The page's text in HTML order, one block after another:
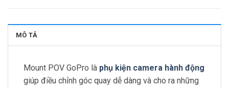
MÔ TẢ
Mount POV GoPro là phụ kiện camera hành động
giúp điều chỉnh góc quay dễ dàng và cho ra những